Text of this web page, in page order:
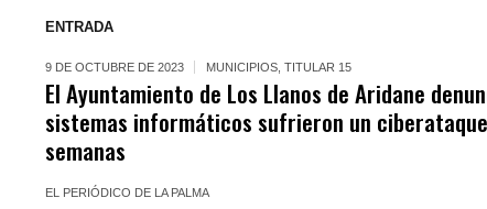
ENTRADA
9 DE OCTUBRE DE 2023 MUNICIPIOS ,TITULAR 15
El Ayuntamiento de Los Llanos de Aridane
sistemas informáticos sufrieron un
semanas
EL PERIÓDICO DE LA PALMA